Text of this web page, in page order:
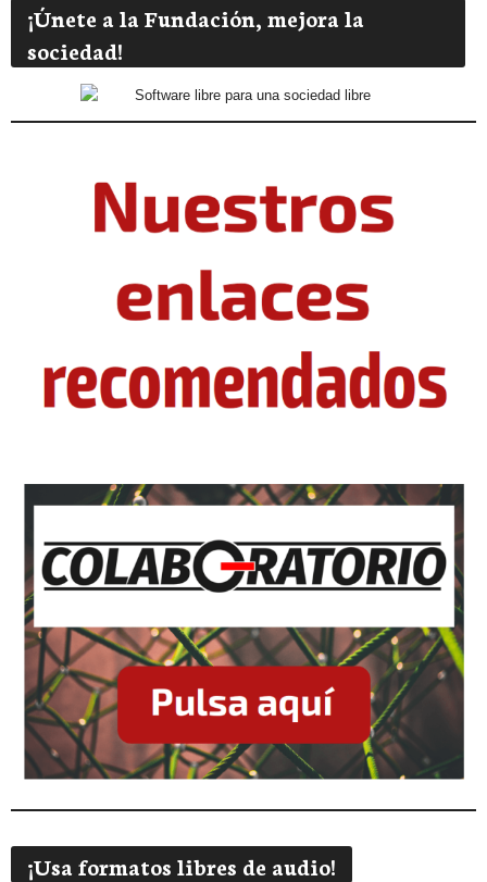
¡Únete a la Fundación, mejora la
sociedad!
¡Usa formatos libres de audio!